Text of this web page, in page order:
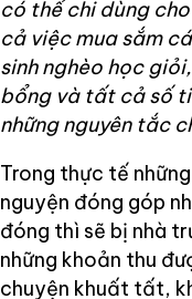
có thể chi dùng
cả việc mua sắm
sinh nghèo học
bổng và tất cả số
những nguyên tắc
Trong thực tế
nguyện đóng góp
đóng thì sẽ bị nhà
những khoản thu
chuyện khuất tất,